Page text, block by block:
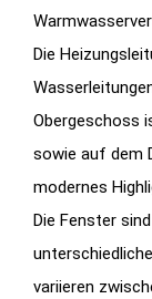
Die
Obergeschoss
sowie auf dem
modernes
Die Fenster
variieren